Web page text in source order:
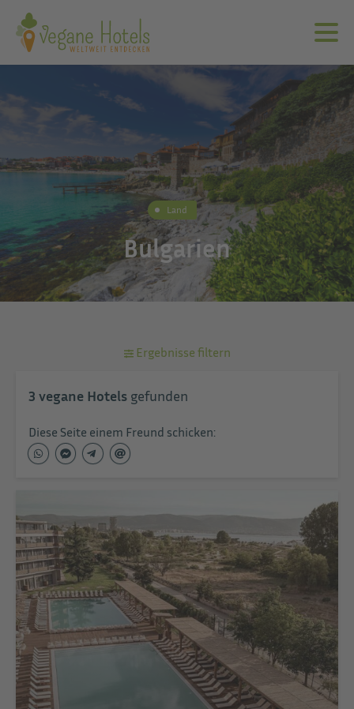
Land
Bulgarien
Ergebnisse filtern
3 vegane Hotels gefunden
Diese Seite einem Freund schicken: